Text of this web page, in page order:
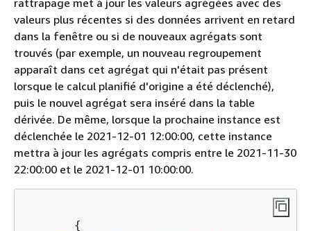
rattrapage met à jour les valeurs agrégées avec des
valeurs plus récentes si des données arrivent en retard
dans la fenêtre ou si de nouveaux agrégats sont
trouvés (par exemple, un nouveau regroupement
apparaît dans cet agrégat qui n'était pas présent
lorsque le calcul planifié d'origine a été déclenché),
puis le nouvel agrégat sera inséré dans la table
dérivée. De même, lorsque la prochaine instance est
déclenchée le 2021-12-01 12:00:00, cette instance
mettra à jour les agrégats compris entre le 2021-11-30
22:00:00 et le 2021-12-01 10:00:00.
{